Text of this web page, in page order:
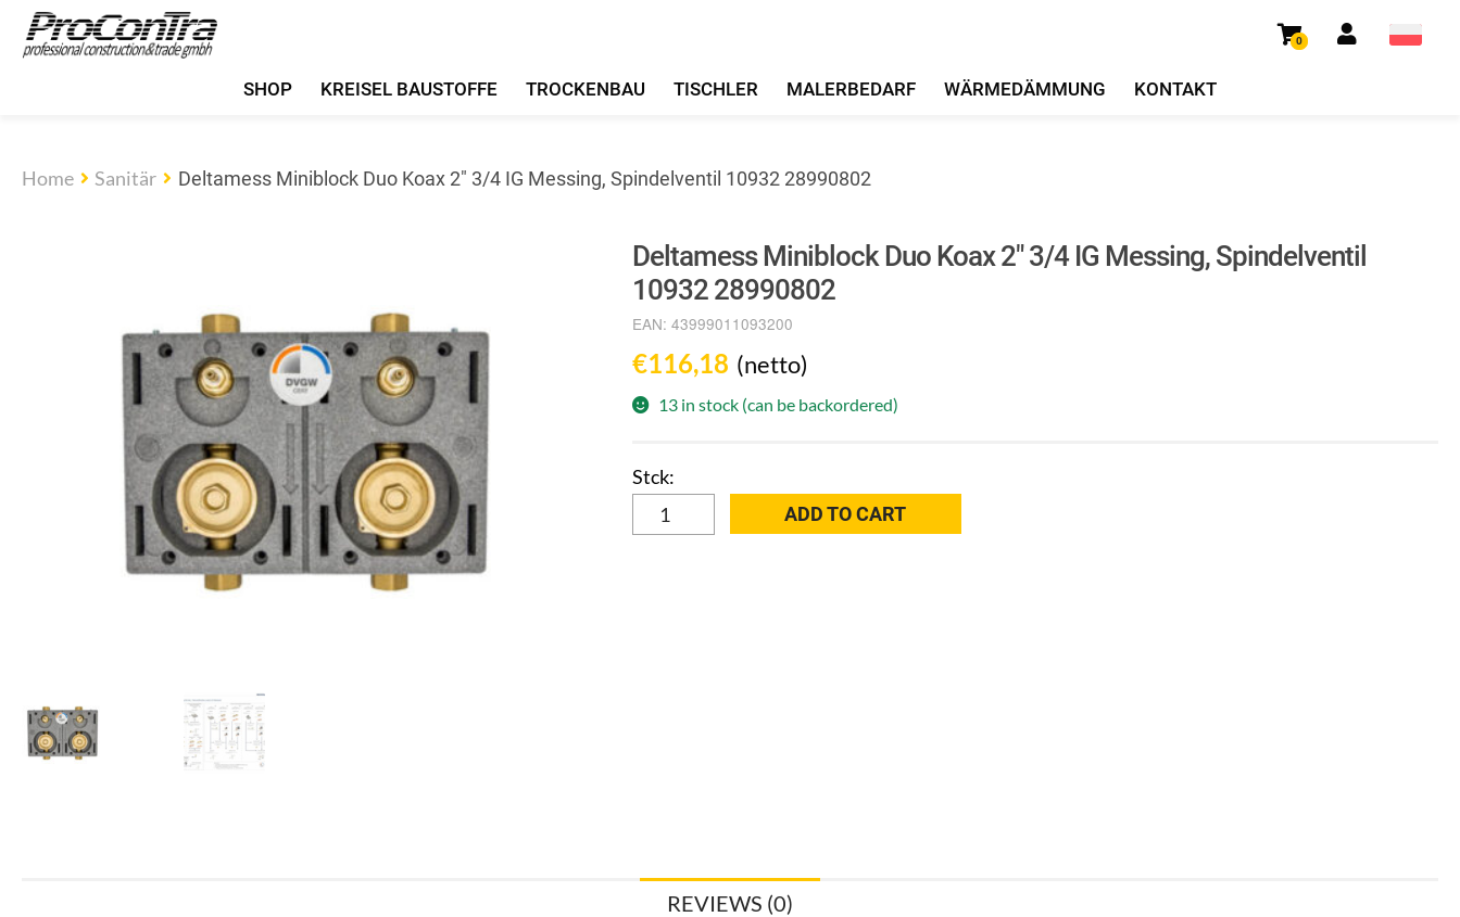
0
SHOP KREISEL BAUSTOFFE TROCKENBAU TISCHLER MALERBEDARF WÄRMEDÄMMUNG KONTAKT
Home Sanitär Deltamess Miniblock Duo Koax 2″ 3/4 IG Messing, Spindelventil 10932 28990802
Deltamess Miniblock Duo Koax 2″ 3/4 IG Messing, Spindelventil
10932 28990802
EAN: 43999011093200
€116,18 (netto)
13 in stock (can be backordered)
Deltamess
Miniblock
ADD TO CART
REVIEWS (0)